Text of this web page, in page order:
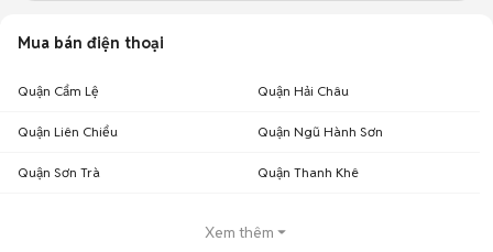
Mua bán điện thoại
Quận Cẩm Lệ Quận Hải Châu
Quận Liên Chiểu Quận Ngũ Hành Sơn
Quận Sơn Trà Quận Thanh Khê
Xem thêm